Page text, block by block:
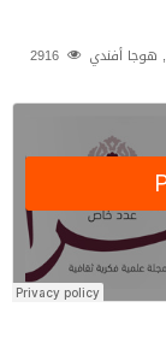
, هوجا أفندي